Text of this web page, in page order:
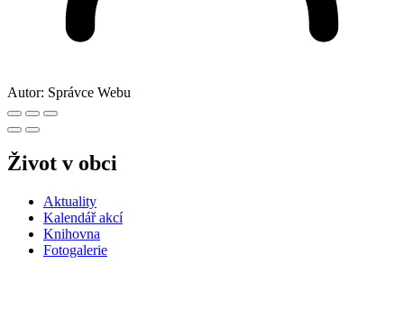
Autor: Správce Webu
Život v obci
Aktuality
Kalendář akcí
Knihovna
Fotogalerie